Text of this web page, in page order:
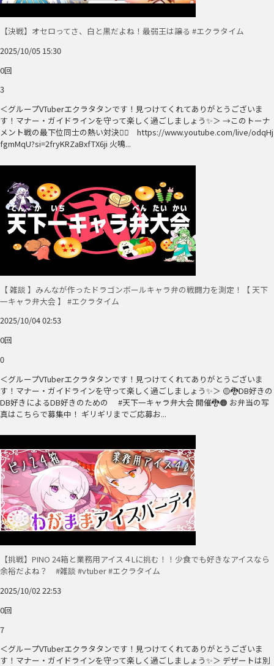
【決戦】オセロってさ、白と黒だよね！最弱王は譲る #エクラタイム
2025/10/05 15:30
0回
3
＜グループVTuberエクラタタンです！見つけてくれてありがとうございま
す！マナー・ガイドラインを守って楽しく過ごしましょう✨＞ →このトーナ
メント戦の最下位同士の熱い対決❤️‍🔥 https://www.youtube.com/live/odqHj
fgmMqU?si=2fryKRZaBxfTX6ji 火鳴...
【 雑談 】みんなが作ったドラゴンボールキャラ弁の戦闘力を測定！【 天下
一キャラ弁大会 】 #エクラタイム
2025/10/04 02:53
0回
0
＜グループVTuberエクラタタンです！見つけてくれてありがとうございま
す！マナー・ガイドラインを守って楽しく過ごしましょう✨＞ 🟡🐉DB好きの
DB好きによるDB好きのための #天下一キャラ弁大会 開催🐉🟠 お弁当の写
真はこちらで募集中！ ギリギリまでご応募お...
【挑戦】PINO 24箱と業務用アイス４Lに挑む！！少食でも好きなアイスなら
余裕だよね？ #雑談 #vtuber #エクラタイム
2025/10/02 22:53
0回
7
＜グループVTuberエクラタタンです！見つけてくれてありがとうございま
す！マナー・ガイドラインを守って楽しく過ごしましょう✨＞ デザートは別